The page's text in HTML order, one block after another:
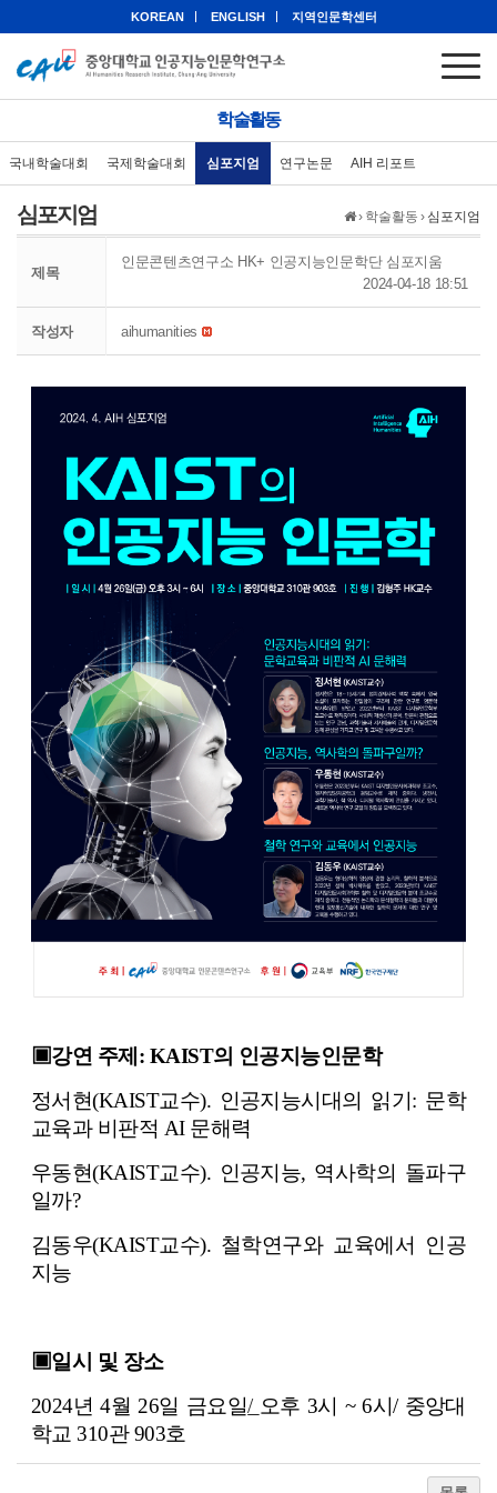
KOREAN ENGLISH 지역인문학센터
학술활동
국내학술대회 국제학술대회 심포지엄 연구논문 AIH 리포트
› 학술활동 › 심포지엄
심포지엄
제목
인문콘텐츠연구소 HK+ 인공지능인문학단 심포지움
2024-04-18 18:51
작성자 aihumanities
▣강연 주제 : KAIST의 인공지능인문학
정서현(KAIST교수). 인공지능시대의 읽기 : 문학
교육과 비판적 AI 문해력
우동현(KAIST교수). 인공지능, 역사학의 돌파구
일까?
김동우(KAIST교수). 철학연구와 교육에서 인공
지능
▣일시 및 장소
2024년 4월 26일 금요일/ 오후 3시 ~ 6시/ 중앙대
학교 310관903호